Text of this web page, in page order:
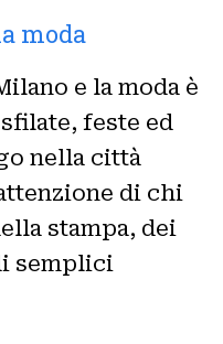
moda
e la moda è
feste ed
nella città
di chi
stampa, dei
semplici